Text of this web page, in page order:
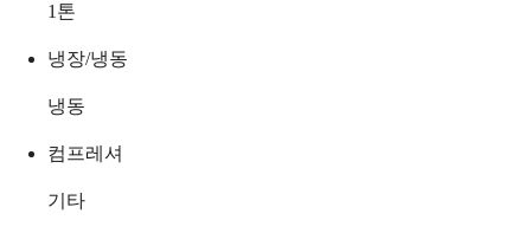
1 톤
냉장/냉동
냉동
컴프레셔
기타